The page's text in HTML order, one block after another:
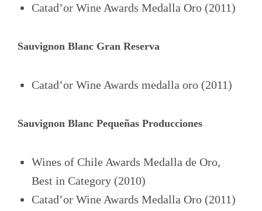
Catad’or Wine Awards Medalla Oro (2011)
Sauvignon Blanc Gran Reserva
Catad’or Wine Awards medalla oro (2011)
Sauvignon Blanc Pequeñas Producciones
Wines of Chile Awards Medalla de Oro,
Best in Category (2010)
Catad’or Wine Awards Medalla Oro (2011)